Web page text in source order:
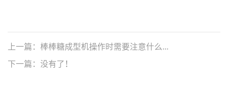
上一篇： 棒棒糖成型机操作时需要注意什么...
下一篇： 没有了！